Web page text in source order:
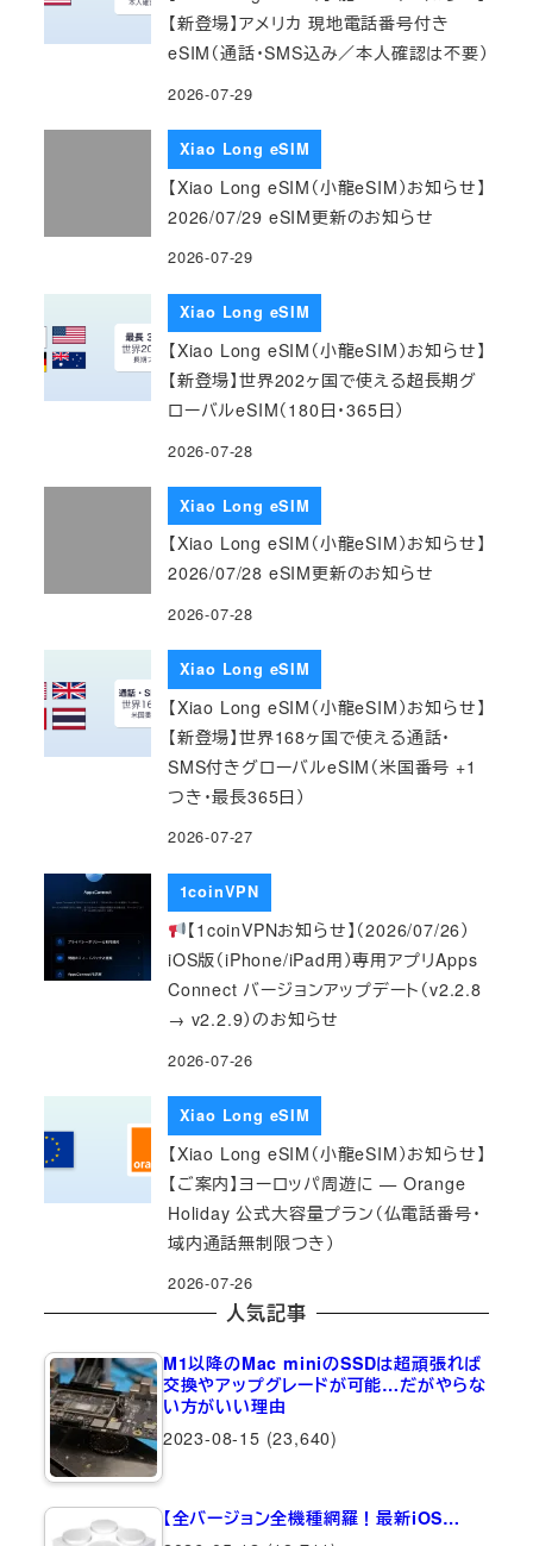
【新登場】アメリカ 現地電話番号付き
eSIM（通話・SMS込み／本人確認は不要）
2026-07-29
Xiao Long eSIM
【Xiao Long eSIM（小龍eSIM）お知らせ】
2026/07/29 eSIM更新のお知らせ
2026-07-29
Xiao Long eSIM
【Xiao Long eSIM（小龍eSIM）お知らせ】
【新登場】世界202ヶ国で使える超長期グ
ローバルeSIM（180日・365日）
2026-07-28
Xiao Long eSIM
【Xiao Long eSIM（小龍eSIM）お知らせ】
2026/07/28 eSIM更新のお知らせ
2026-07-28
Xiao Long eSIM
【Xiao Long eSIM（小龍eSIM）お知らせ】
【新登場】世界168ヶ国で使える通話・
SMS付きグローバルeSIM（米国番号 +1
つき・最長365日）
2026-07-27
1coinVPN
【1coinVPNお知らせ】（2026/07/26）
iOS版（iPhone/iPad用）専用アプリApps
Connect バージョンアップデート（v2.2.8
→ v2.2.9）のお知らせ
2026-07-26
Xiao Long eSIM
【Xiao Long eSIM（小龍eSIM）お知らせ】
【ご案内】ヨーロッパ周遊に — Orange
Holiday 公式大容量プラン（仏電話番号・
域内通話無制限つき）
2026-07-26
人気記事
M1以降のMac miniのSSDは超頑張れば
交換やアップグレードが可能…だがやらな
い方がいい理由
2023-08-15 (23,640)
【全バージョン全機種網羅！最新iOS…